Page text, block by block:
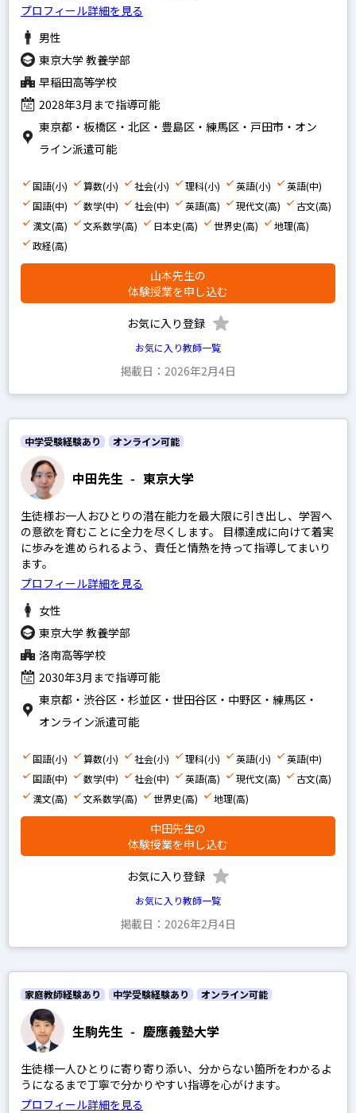
SAPIX
日能研
早稲田アカデミー
四谷大塚
浜学園
希学園
馬淵教室
鉄緑会
SEG
小学生の科目を指定
算数
国語
理科
英語
中学生の科目を指定
英語
数学
国語
社会
高校生の科目を指定
政経現代社会
文系数学
物理
化学
生物
地学
プロフィール詳細を見る
男性
東京大学 教養学部
早稲田高等学校
2028年3月まで指導可能
東京都・板橋区・北区・豊島区・練馬区・戸田市・オン
ライン派遣可能
国語(小) 算数(小) 社会(小) 理科(小) 英語(小)
英語(中)
国語(中)
数学(中) 社会(中) 英語(高) 現代文(高)
古文(高)
漢文(高)
文系数学(高) 日本史(高) 世界史(高)
地理(高)
政経(高)
山本先生の
体験授業を申し込む
お気に入り登録
お気に入り教師一覧
掲載日：2026年2月4日
中田先生 - 東京大学
中学受験経験あり オンライン可能
生徒様お一人おひとりの潜在能力を最大限に引き出し、学習へ
の意欲を育むことに全力を尽くします。 目標達成に向けて着実
に歩みを進められるよう、責任と情熱を持って指導してまいり
ます。
プロフィール詳細を見る
女性
東京大学 教養学部
洛南高等学校
2030年3月まで指導可能
東京都・渋谷区・杉並区・世田谷区・中野区・練馬区・
オンライン派遣可能
国語(小) 算数(小) 社会(小) 理科(小) 英語(小)
英語(中)
国語(中)
数学(中) 社会(中) 英語(高) 現代文(高)
古文(高)
漢文(高)
文系数学(高) 世界史(高) 地理(高)
中田先生の
体験授業を申し込む
お気に入り登録
お気に入り教師一覧
掲載日：2026年2月4日
生駒先生 - 慶應義塾大学
家庭教師経験あり 中学受験経験あり オンライン可能
生徒様一人ひとりに寄り寄り添い、分からない箇所をわかるよ
うになるまで丁寧で分かりやすい指導を心がけます。
プロフィール詳細を見る